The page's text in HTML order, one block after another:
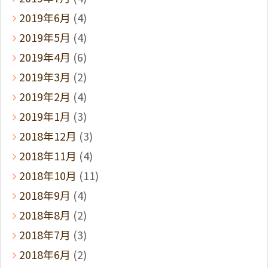
2019年6月 (4)
2019年5月 (4)
2019年4月 (6)
2019年3月 (2)
2019年2月 (4)
2019年1月 (3)
2018年12月 (3)
2018年11月 (4)
2018年10月 (11)
2018年9月 (4)
2018年8月 (2)
2018年7月 (3)
2018年6月 (2)